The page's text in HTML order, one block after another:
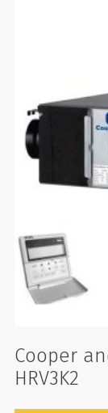
Cooper
HRV3K2